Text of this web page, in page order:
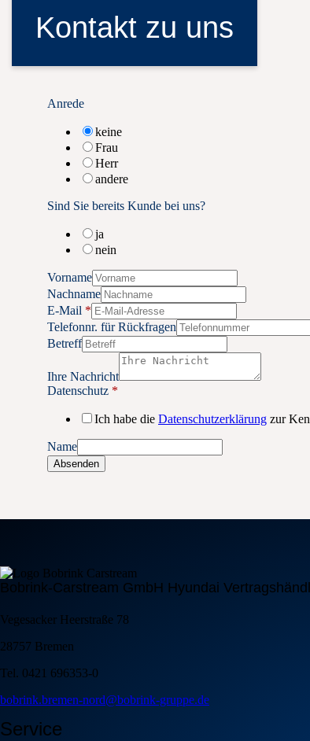
Kontakt zu uns
Anrede
keine
Frau
Herr
andere
Sind Sie bereits Kunde bei uns?
ja
nein
Vorname
Nachname
E-Mail *
Telefonnr. für Rückfragen
Betreff
Ihre Nachricht
Datenschutz *
Ich habe die Datenschutzerklärung zur
Name
Absenden
Bobrink-Carstream GmbH Hyundai
Vegesacker Heerstraße 78
28757 Bremen
Tel. 0421 696353-0
bobrink.bremen-nord@bobrink-gruppe.de
Service